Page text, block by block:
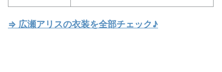
⇒ 広瀬アリスの衣装を全部チェック♪